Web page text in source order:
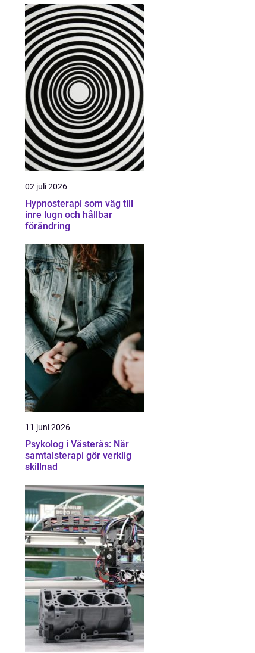
02 juli 2026
Hypnosterapi som väg till
inre lugn och hållbar
förändring
11 juni 2026
Psykolog i Västerås: När
samtalsterapi gör verklig
skillnad